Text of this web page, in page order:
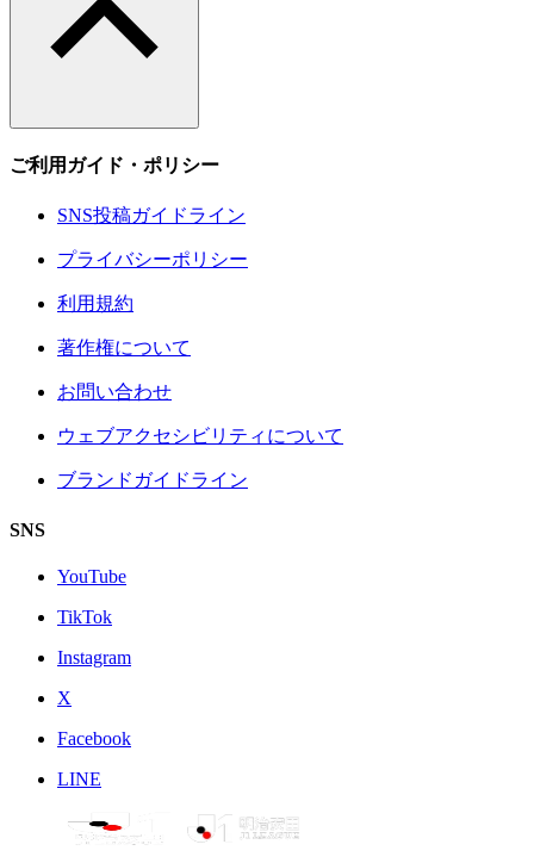
ご利用ガイド・ポリシー
SNS投稿ガイドライン
プライバシーポリシー
利用規約
著作権について
お問い合わせ
ウェブアクセシビリティについて
ブランドガイドライン
SNS
YouTube
TikTok
Instagram
X
Facebook
LINE